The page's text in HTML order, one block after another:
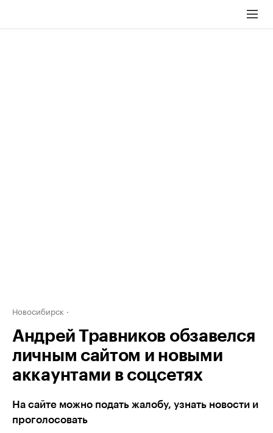
Новосибирск
Андрей Травников обзавелся
личным сайтом и новыми
аккаунтами в соцсетях
На сайте можно подать жалобу, узнать новости и
проголосовать